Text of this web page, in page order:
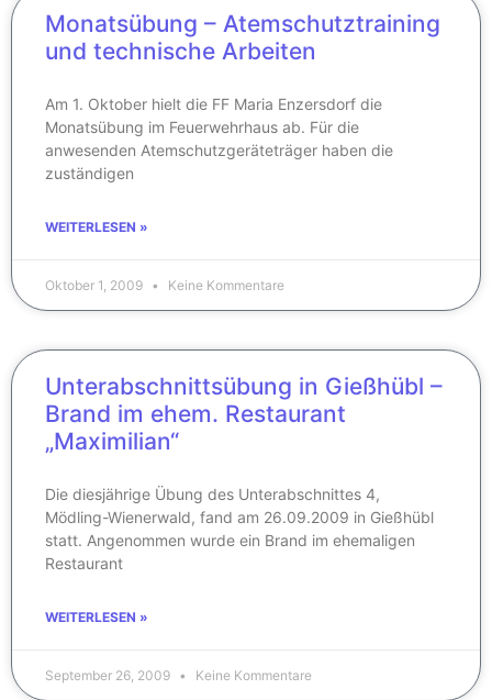
Monatsübung – Atemschutztraining
und technische Arbeiten
Am 1. Oktober hielt die FF Maria Enzersdorf die
Monatsübung im Feuerwehrhaus ab. Für die
anwesenden Atemschutzgeräteträger haben die
zuständigen
WEITERLESEN »
Oktober 1, 2009 Keine Kommentare
Unterabschnittsübung in Gießhübl –
Brand im ehem. Restaurant
„Maximilian“
Die diesjährige Übung des Unterabschnittes 4,
Mödling-Wienerwald, fand am 26.09.2009 in Gießhübl
statt. Angenommen wurde ein Brand im ehemaligen
Restaurant
WEITERLESEN »
September 26, 2009 Keine Kommentare